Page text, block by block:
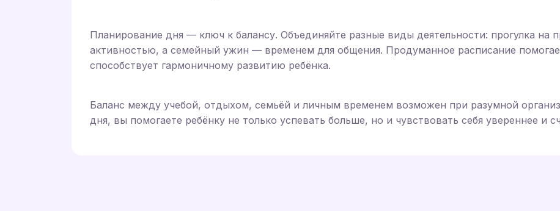
Планирование дня — ключ к балансу. Объединяйте разные виды деятельности: прогулка на
активностью, а семейный ужин — временем для общения. Продуманное расписание
способствует гармоничному развитию ребёнка.
Баланс между учебой, отдыхом, семьёй и личным временем возможен при разумной
дня, вы помогаете ребёнку не только успевать больше, но и чувствовать себя увереннее и